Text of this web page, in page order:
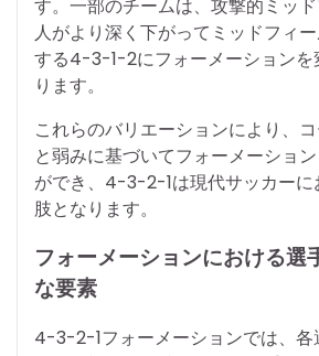
す。一部のチームは、攻撃的ミッ
人がより深く下がってミッドフィ
する4-3-1-2にフォーメーションを
ります。
これらのバリエーションにより、
と弱みに基づいてフォーメーショ
ができ、4-3-2-1は現代サッカーに
肢となります。
フォーメーションにおける選
な要素
4-3-2-1フォーメーションでは、各